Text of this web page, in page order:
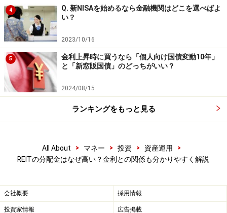
す。しかし、高い利回りには理由があります。不動産市
場の環境が厳しかったり、投資家が将来の収益に不安を
感じていたりする場合もあります。
そのため、
分配金
投資対象
を総合的に確認することが重要です。
利回りだけで判断するのではなく、その裏側にある収益
構造にも目を向けたいところです。分配金の仕組みや金
4
Q. 新NISAを始めるなら金融機関はどこを選べばよ
い？
2023/10/16
5
金利上昇時に買うなら「個人向け国債変動10年」
と「新窓販国債」のどっちがいい？
2024/08/15
ランキングをもっと見る
All About > マネー > 投資 > 資産運用
>
REITの分配金はなぜ高い？金利との関係も分かりやすく解説
会社概要 採用情報
投資家情報 広告掲載